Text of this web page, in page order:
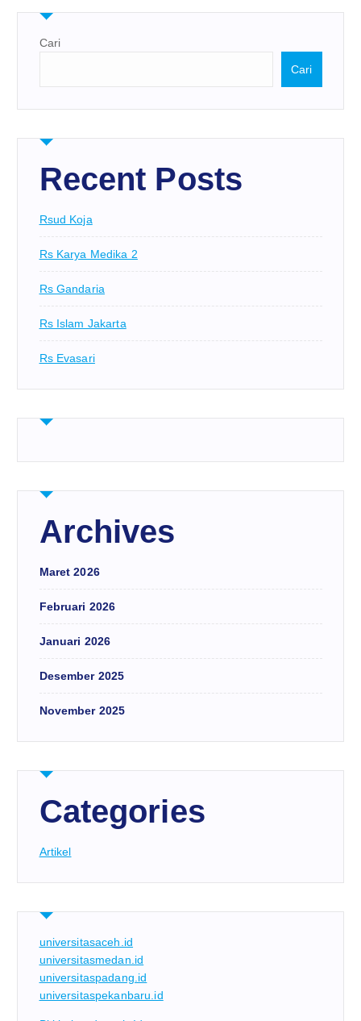
Cari
Cari
Recent Posts
Rsud Koja
Rs Karya Medika 2
Rs Gandaria
Rs Islam Jakarta
Rs Evasari
Archives
Maret 2026
Februari 2026
Januari 2026
Desember 2025
November 2025
Categories
Artikel
universitasaceh.id
universitasmedan.id
universitaspadang.id
universitaspekanbaru.id